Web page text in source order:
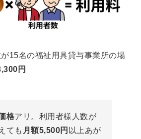
が15名の福祉用具貸与事業所の場
円
格アリ。利用者様人数が
ても 月額5,500円 以上あが